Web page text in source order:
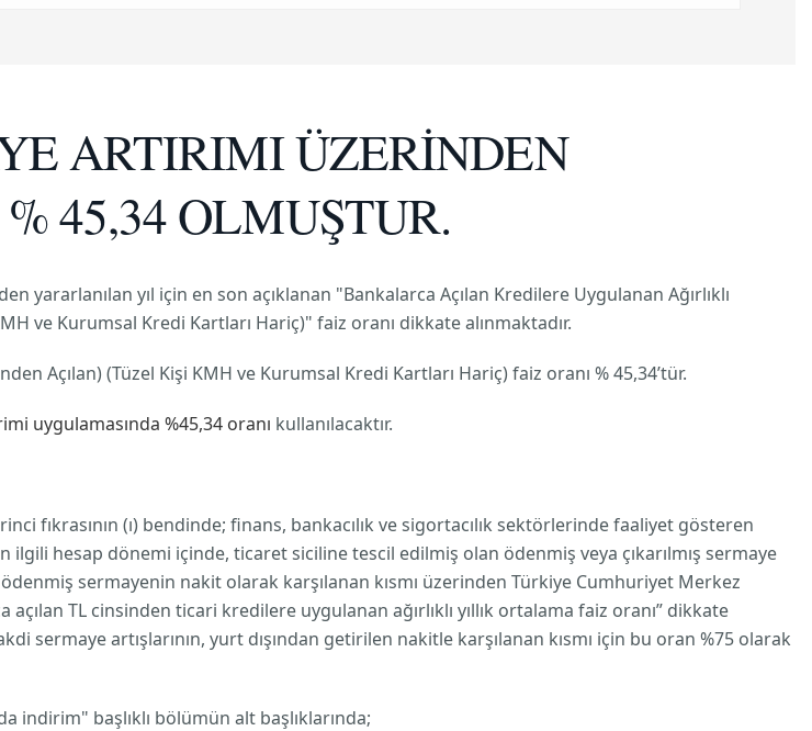
ARTIRIMI ÜZERİNDEN
45,34 OLMUŞTUR.
yararlanılan yıl için en son açıklanan "Bankalarca Açılan Kredilere Uygulanan Ağırlıklı
ve Kurumsal Kredi Kartları Hariç)" faiz oranı dikkate alınmaktadır.
Açılan) (Tüzel Kişi KMH ve Kurumsal Kredi Kartları Hariç) faiz oranı % 45,34’tür.
uygulamasında %45,34 oranı kullanılacaktır.
fıkrasının (ı) bendinde; finans, bankacılık ve sigortacılık sektörlerinde faaliyet gösteren
hesap dönemi içinde, ticaret siciline tescil edilmiş olan ödenmiş veya çıkarılmış sermaye
sermayenin nakit olarak karşılanan kısmı üzerinden Türkiye Cumhuriyet Merkez
TL cinsinden ticari kredilere uygulanan ağırlıklı yıllık ortalama faiz oranı” dikkate
sermaye artışlarının, yurt dışından getirilen nakitle karşılanan kısmı için bu oran %75 olarak
indirim" başlıklı bölümün alt başlıklarında;